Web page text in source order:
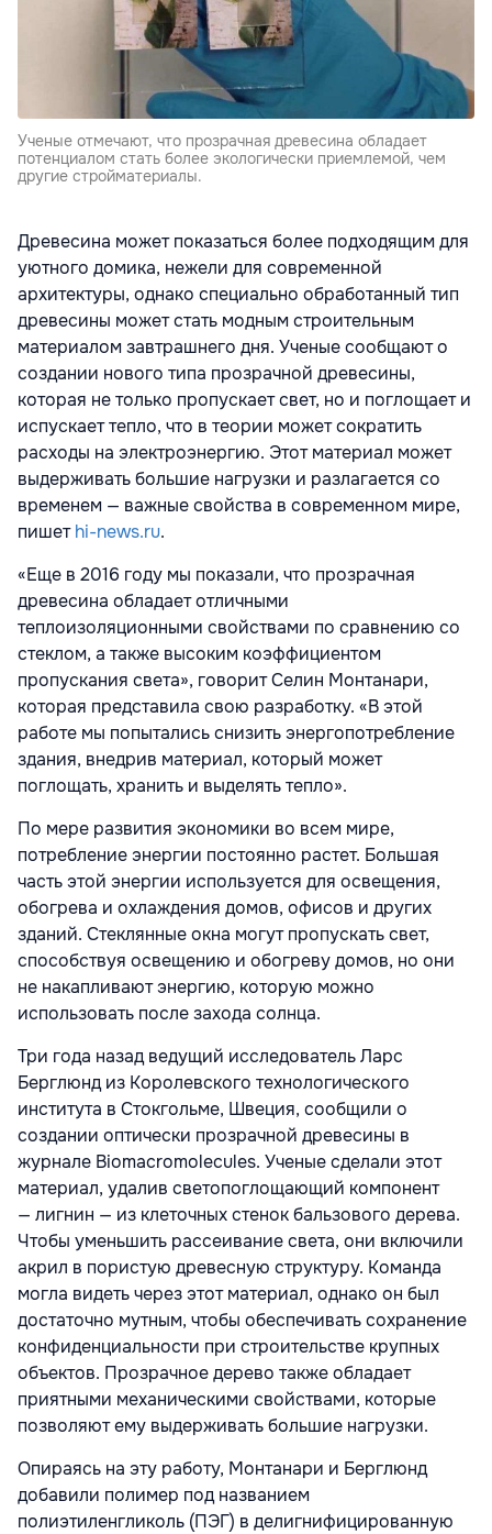
Ученые отмечают, что прозрачная древесина обладает
потенциалом стать более экологически приемлемой, чем
другие стройматериалы.
Древесина может показаться более подходящим для
уютного домика, нежели для современной
архитектуры, однако специально обработанный тип
древесины может стать модным строительным
материалом завтрашнего дня. Ученые сообщают о
создании нового типа прозрачной древесины,
которая не только пропускает свет, но и поглощает и
испускает тепло, что в теории может сократить
расходы на электроэнергию. Этот материал может
выдерживать большие нагрузки и разлагается со
временем — важные свойства в современном мире,
пишетhi-news.ru.
«Еще в 2016 году мы показали, что прозрачная
древесина обладает отличными
теплоизоляционными свойствами по сравнению со
стеклом, а также высоким коэффициентом
пропускания света», говорит Селин Монтанари,
которая представила свою разработку. «В этой
работе мы попытались снизить энергопотребление
здания, внедрив материал, который может
поглощать, хранить и выделять тепло».
По мере развития экономики во всем мире,
потребление энергии постоянно растет. Большая
часть этой энергии используется для освещения,
обогрева и охлаждения домов, офисов и других
зданий. Стеклянные окна могут пропускать свет,
способствуя освещению и обогреву домов, но они
не накапливают энергию, которую можно
использовать после захода солнца.
Три года назад ведущий исследователь Ларс
Берглюнд из Королевского технологического
института в Стокгольме, Швеция, сообщили о
создании оптически прозрачной древесины в
журнале Biomacromolecules. Ученые сделали этот
материал, удалив светопоглощающий компонент
— лигнин — из клеточных стенок бальзового дерева.
Чтобы уменьшить рассеивание света, они включили
акрил в пористую древесную структуру. Команда
могла видеть через этот материал, однако он был
достаточно мутным, чтобы обеспечивать сохранение
конфиденциальности при строительстве крупных
объектов. Прозрачное дерево также обладает
приятными механическими свойствами, которые
позволяют ему выдерживать большие нагрузки.
Опираясь на эту работу, Монтанари и Берглюнд
добавили полимер под названием
полиэтиленгликоль (ПЭГ) в делигнифицированную